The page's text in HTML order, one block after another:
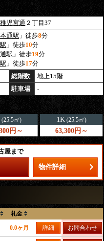
稚児宮通 ２丁目37
通駅 」徒歩8分
」徒歩10分
駅 」徒歩19分
」徒歩17分
総階数
地上15階
駐車場 -
(25.5㎡)
円～
1K(25.5㎡)
63,300円～
屋まで
物件詳細
礼金
0.0ヶ月 詳細 お問合わせ